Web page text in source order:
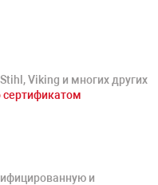
Viking и многих других
и